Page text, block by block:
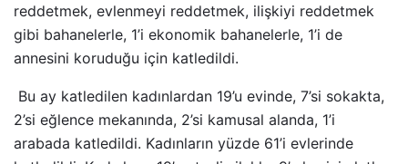
reddetmek, evlenmeyi reddetmek, ilişkiyi reddetmek
gibi bahanelerle, 1’i ekonomik bahanelerle, 1’i de
annesini koruduğu için katledildi.
Bu ay katledilen kadınlardan 19’u evinde, 7’si sokakta,
2’si eğlence mekanında, 2’si kamusal alanda, 1’i
arabada katledildi. Kadınların yüzde 61’i evlerinde